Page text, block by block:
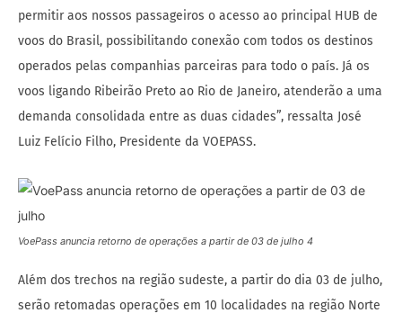
permitir aos nossos passageiros o acesso ao principal HUB de
voos do Brasil, possibilitando conexão com todos os destinos
operados pelas companhias parceiras para todo o país. Já os
voos ligando Ribeirão Preto ao Rio de Janeiro, atenderão a uma
demanda consolidada entre as duas cidades”, ressalta José
Luiz Felício Filho, Presidente da VOEPASS.
VoePass anuncia retorno de operações a partir de 03 de julho 4
Além dos trechos na região sudeste, a partir do dia 03 de julho,
serão retomadas operações em 10 localidades na região Norte